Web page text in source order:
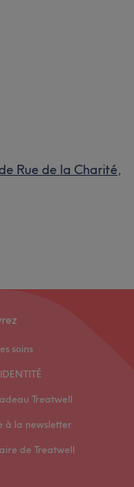
Rue de la Charité,
soins
Treatwell
à la newsletter
de Treatwell